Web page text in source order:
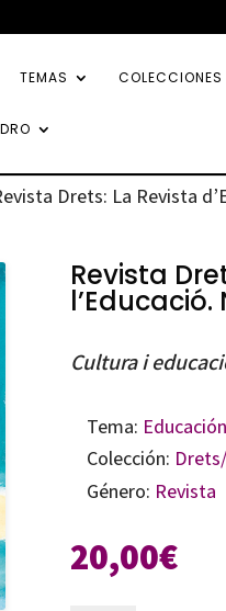
TEMAS COLECCIONES
Drets: La Revista
Revista
l’Educació.
Cultura i
Tema: Educación
Colección:
Género: Revista
20,00€